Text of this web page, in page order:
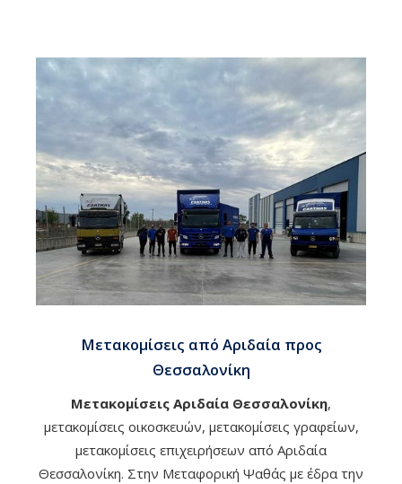
Μετακομίσεις από Αριδαία προς
Θεσσαλονίκη
Μετακομίσεις Αριδαία Θεσσαλονίκη,
μετακομίσεις οικοσκευών, μετακομίσεις γραφείων,
μετακομίσεις επιχειρήσεων από Αριδαία
Θεσσαλονίκη. Στην Μεταφορική Ψαθάς με έδρα την